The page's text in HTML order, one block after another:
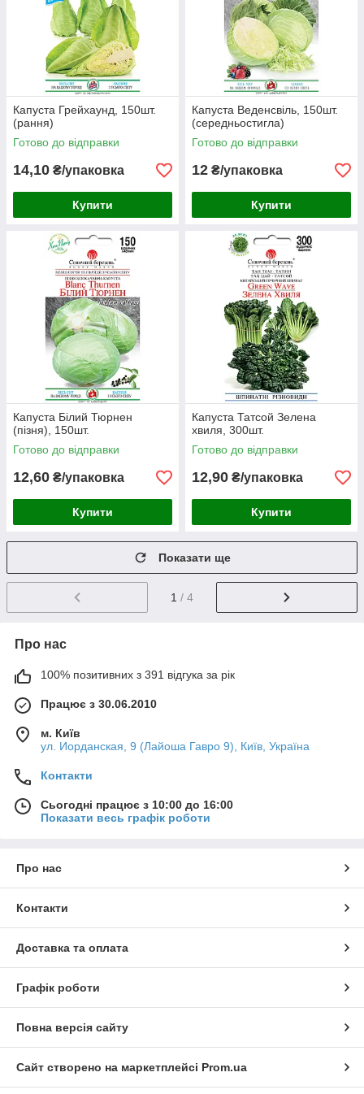
Капуста Грейхаунд, 150шт.
(рання)
Готово до відправки
14,10 ₴/упаковка
Купити
Капуста Веденсвіль, 150шт.
(середньостигла)
Готово до відправки
12 ₴/упаковка
Купити
Капуста Білий Тюрнен
(пізня), 150шт.
Готово до відправки
12,60 ₴/упаковка
Купити
Капуста Татсой Зелена
хвиля, 300шт.
Готово до відправки
12,90 ₴/упаковка
Купити
Показати ще
1 / 4
Про нас
100% позитивних з 391 відгука за рік
Працює з 30.06.2010
м. Київ
ул. Иорданская, 9 (Лайоша Гавро 9), Київ, Україна
Контакти
Сьогодні працює з 10:00 до 16:00
Показати весь графік роботи
Про нас
Контакти
Доставка та оплата
Графік роботи
Повна версія сайту
Сайт створено на маркетплейсі Prom.ua